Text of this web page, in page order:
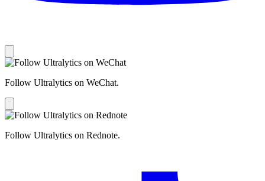
Follow Ultralytics on WeChat.
Follow Ultralytics on Rednote.